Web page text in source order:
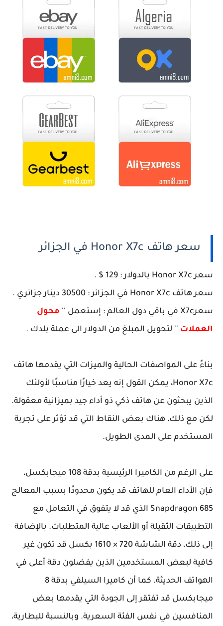
سعر هاتف Honor X7c في الجزائر
سعر Honor X7c بالدولار : 129 $ .
سعر هاتف Honor X7c في الجزائر : 30500 دينار جزائري .
سعرX7c في باقي دول العالم : إستعمل ''
محول
العملات '' لتحويل المبلغ من الدولار الى عملة بلدك .
بناءً على المواصفات الحالية والميزات التي يقدمها هاتف
Honor X7c، يمكن القول إنه يعد خيارًا مناسبًا لأولئك
الذين يبحثون عن هاتف ذكي ذو أداء جيد بميزانية معقولة.
لكن مع ذلك، هناك بعض النقاط التي قد تؤثر على تجربة
المستخدم على المدى الطويل.
على الرغم من الكاميرا الرئيسية بدقة 108 ميجابكسل،
فإن الأداء العام للهاتف قد يكون محدودًا بسبب المعالج
Snapdragon 685 الذي قد لا يتفوق في التعامل مع
التطبيقات الثقيلة أو الألعاب عالية المتطلبات. بالإضافة
إلى ذلك، دقة الشاشة 720 × 1610 بكسل قد تكون غير
كافية لبعض المستخدمين الذين يفضلون دقة أعلى في
الهواتف الحديثة. كما أن كاميرا السيلفي بدقة 8
ميجابكسل قد تفتقر إلى الجودة التي يقدمها بعض
المنافسين في نفس الفئة السعرية. وبالنسبة للبطارية،